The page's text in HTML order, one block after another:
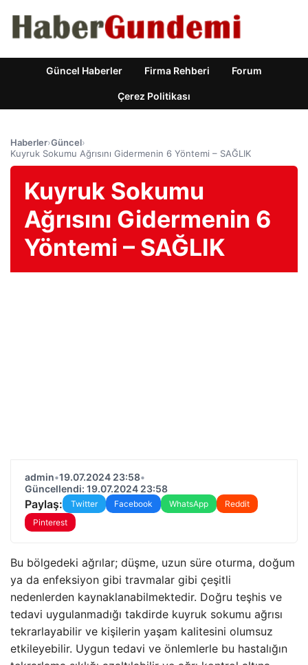
Güncel Haberler Firma Rehberi Forum
Çerez Politikası
Haberler›Güncel›
Kuyruk Sokumu Ağrısını Gidermenin 6 Yöntemi – SAĞLIK
Kuyruk Sokumu
Ağrısını Gidermenin 6
Yöntemi – SAĞLIK
admin•19.07.2024 23:58•
Güncellendi: 19.07.2024 23:58
Paylaş: Twitter Facebook WhatsApp
Reddit
Pinterest
Bu bölgedeki ağrılar; düşme, uzun süre oturma, doğum
ya da enfeksiyon gibi travmalar gibi çeşitli
nedenlerden kaynaklanabilmektedir. Doğru teşhis ve
tedavi uygulanmadığı takdirde kuyruk sokumu ağrısı
tekrarlayabilir ve kişilerin yaşam kalitesini olumsuz
etkileyebilir. Uygun tedavi ve önlemlerle bu hastalığın